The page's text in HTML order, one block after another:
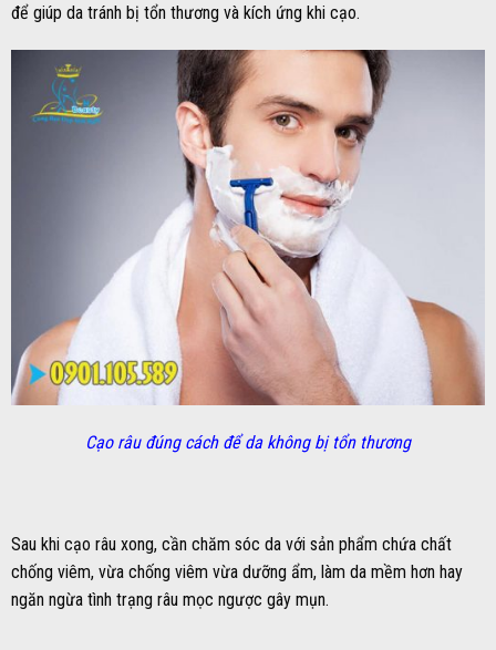
để giúp da tránh bị tổn thương và kích ứng khi cạo.
Cạo râu đúng cách để da không bị tổn thương
Sau khi cạo râu xong, cần chăm sóc da với sản phẩm chứa chất
chống viêm, vừa chống viêm vừa dưỡng ẩm, làm da mềm hơn hay
ngăn ngừa tình trạng râu mọc ngược gây mụn.